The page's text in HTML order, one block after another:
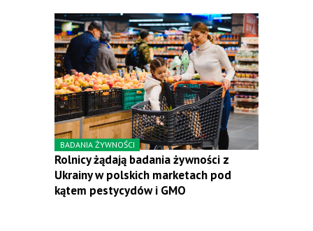
BADANIA ŻYWNOŚCI
Rolnicy żądają badania żywności z
Ukrainy w polskich marketach pod
kątem pestycydów i GMO